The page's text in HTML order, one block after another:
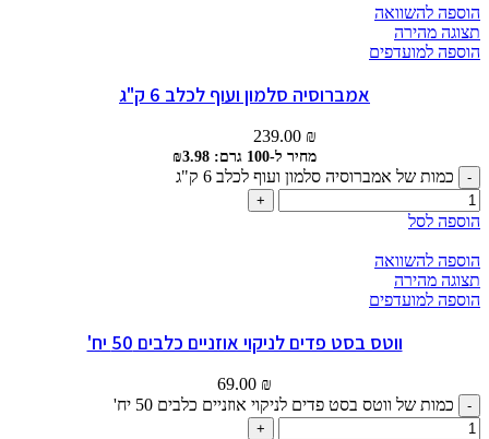
הוספה להשוואה
תצוגה מהירה
הוספה למועדפים
אמברוסיה סלמון ועוף לכלב 6 ק"ג
239.00 ₪
מחיר ל-100 גרם: ₪3.98
כמות של אמברוסיה סלמון ועוף לכלב 6 ק"ג
הוספה לסל
הוספה להשוואה
תצוגה מהירה
הוספה למועדפים
ווטס בסט פדים לניקוי אוזניים כלבים 50 יח'
69.00 ₪
כמות של ווטס בסט פדים לניקוי אוזניים כלבים 50 יח'